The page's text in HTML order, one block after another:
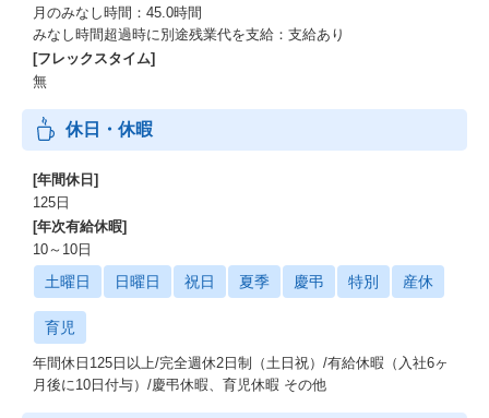
月のみなし時間：45.0時間
みなし時間超過時に別途残業代を支給：支給あり
[フレックスタイム]
無
休日・休暇
[年間休日]
125日
[年次有給休暇]
10～10日
土曜日 日曜日 祝日 夏季 慶弔 特別 産休
育児
年間休日125日以上/完全週休2日制（土日祝）/有給休暇（入社6ヶ
月後に10日付与）/慶弔休暇、育児休暇 その他